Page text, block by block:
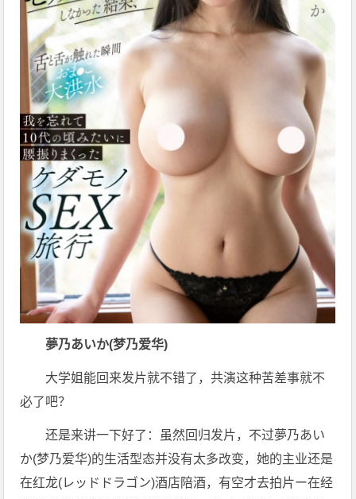
夢乃あいか(梦乃爱华)
大学姐能回来发片就不错了，共演这种苦差事就不
必了吧？
还是来讲一下好了：虽然回归发片，不过夢乃あい
か(梦乃爱华)的生活型态并没有太多改变，她的主业还是
在红龙(レッドドラゴン)酒店陪酒，有空才去拍片ー在经